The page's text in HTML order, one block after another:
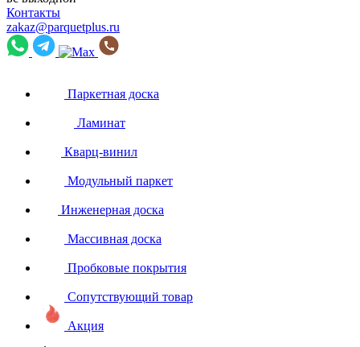
Контакты
zakaz@parquetplus.ru
Паркетная доска
Ламинат
Кварц-винил
Модульный паркет
Инженерная доска
Массивная доска
Пробковые покрытия
Сопутствующий товар
Акция